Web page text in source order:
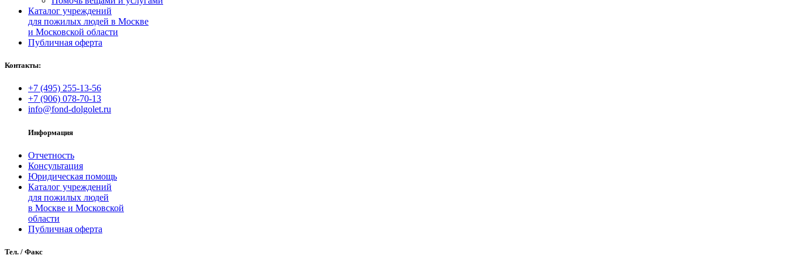
Каталог учреждений
для пожилых людей в Москве
и Московской области
Публичная оферта
Контакты:
+7 (495) 255‑13‑56
+7 (906) 078‑70‑13
info@fond-dolgolet.ru
Информация
Отчетность
Консультация
Юридическая помощь
Каталог учреждений
для пожилых людей
в Москве и Московской
области
Публичная оферта
Тел. / Факс